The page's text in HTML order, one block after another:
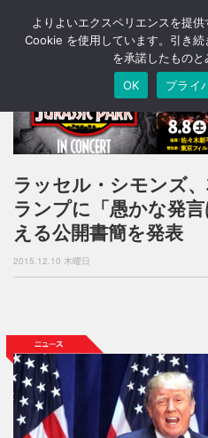
ラッセル・シモンズ
ランプに「愚かな発
える公開書簡を発表
2015.12.10 木曜日
よりよいエクスペリエンスを提
Cookie を使用しています。引き
を承諾したものと
OK
プライ